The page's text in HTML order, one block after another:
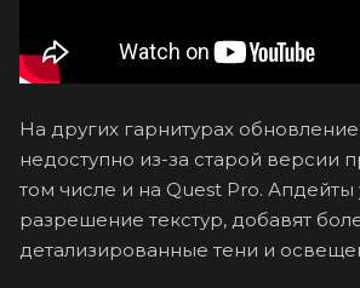
На других гарнитурах
недоступно из-за старой версии
том числе и на Quest Pro. Апдейты
разрешение текстур, добавят
детализированные тени и